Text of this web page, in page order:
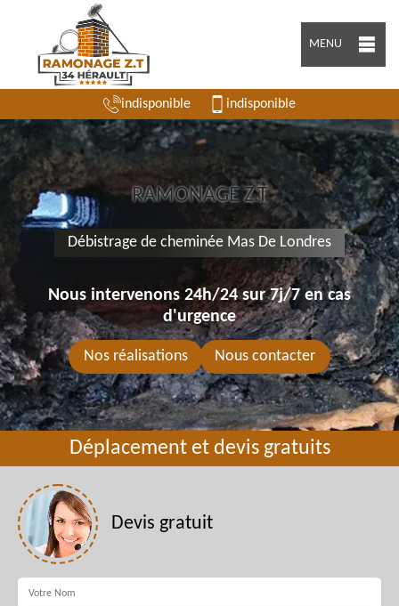
MENU
indisponible indisponible
RAMONAGE Z.T
Débistrage de cheminée Mas De Londres
Nous intervenons 24h/24 sur 7j/7 en cas
d'urgence
Nos réalisations Nous contacter
Déplacement et devis gratuits
Devis gratuit